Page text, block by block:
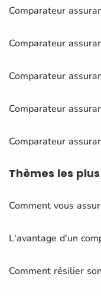
Comparateur
Comparateur
Comparateur
Comparateur
Comparateur
Thèmes les
Comment vous
L'avantage d'un
Comment résilier